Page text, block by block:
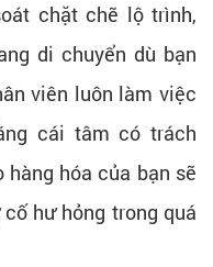
chặt chẽ lộ trình,
di chuyển dù bạn
viên luôn làm việc
cái tâm có trách
hóa của bạn sẽ
hư hỏng trong quá